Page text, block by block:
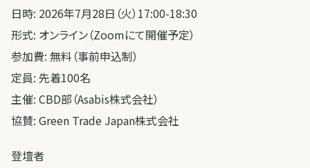
日時: 2026年7月28日（火）17:00-18:30
形式: オンライン（Zoomにて開催予定）
参加費: 無料（事前申込制）
定員: 先着100名
主催: CBD部（Asabis株式会社）
協賛: Green Trade Japan株式会社
登壇者